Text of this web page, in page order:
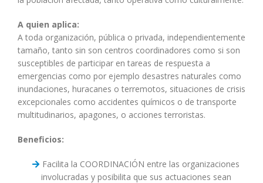
A quien aplica:
A toda organización, pública o privada, independientemente
tamaño, tanto sin son centros coordinadores como si son
susceptibles de participar en tareas de respuesta a
emergencias como por ejemplo desastres naturales como
inundaciones, huracanes o terremotos, situaciones de crisis
excepcionales como accidentes químicos o de transporte
multitudinarios, apagones, o acciones terroristas.
Beneficios:
Facilita la COORDINACIÓN entre las organizaciones
involucradas y posibilita que sus actuaciones sean